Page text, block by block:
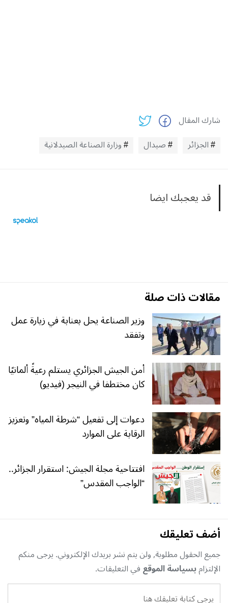
شارك المقال
الجزائر
صيدال وزارة الصناعة الصيدلانية
قد يعجبك ايضا
مقالات ذات صلة
وزير الصناعة يحل بعنابة في زيارة عمل
وتفقد
أمن الجيش الجزائري يستلم رعيةً ألمانيًا
كان مختطفا في النيجر (فيديو)
دعوات إلى تفعيل “شرطة المياه” وتعزيز
الرقابة على الموارد
افتتاحية مجلة الجيش: استقرار الجزائر..
“الواجب المقدس”
أضف تعليقك
جميع الحقول مطلوبة, ولن يتم نشر بريدك الإلكتروني. يرجى منكم
الإلتزامبسياسة الموقعفي التعليقات.